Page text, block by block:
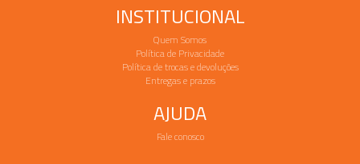
INSTITUCIONAL
Quem Somos
Política de Privacidade
Política de trocas e devoluções
Entregas e prazos
AJUDA
Fale conosco